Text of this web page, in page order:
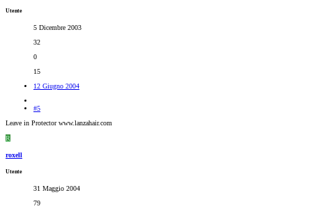
Utente
5 Dicembre 2003
32
0
15
12 Giugno 2004
#5
Leave in Protector www.lanzahair.com
R
roxell
Utente
31 Maggio 2004
79